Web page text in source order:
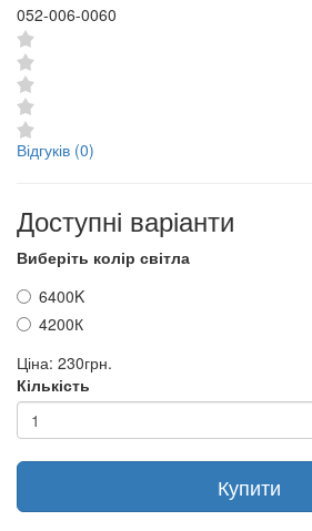
052-006-0060
Відгуків (0)
Доступні варіанти
Виберіть колір світла
6400K
4200К
Ціна: 230грн.
Кількість
Купити